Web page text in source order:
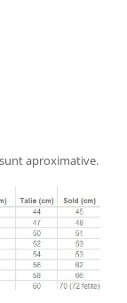
aproximative.